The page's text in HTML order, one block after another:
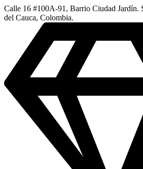
Calle 16 #100A-91, Barrio Ciudad Jardín.
del Cauca, Colombia.